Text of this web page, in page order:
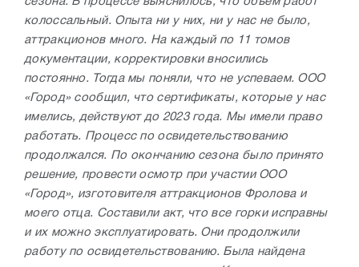
колоссальный. Опыта ни у них, ни у нас не было,
аттракционов много. На каждый по 11 томов
документации, корректировки вносились
постоянно. Тогда мы поняли, что не успеваем. ООО
«Город» сообщил, что сертификаты, которые у нас
имелись, действуют до 2023 года. Мы имели право
работать. Процесс по освидетельствованию
продолжался. По окончанию сезона было принято
решение, провести осмотр при участии ООО
«Город», изготовителя аттракционов Фролова и
моего отца. Составили акт, что все горки исправны
и их можно эксплуатировать. Они продолжили
работу по освидетельствованию. Была найдена